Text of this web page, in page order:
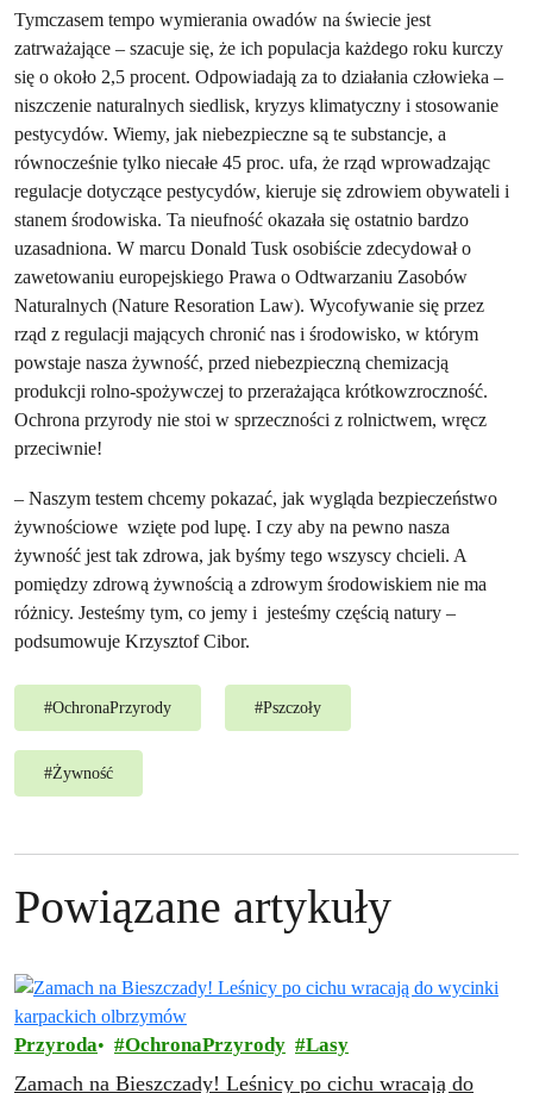
Tymczasem tempo wymierania owadów na świecie jest
zatrważające – szacuje się, że ich populacja każdego roku kurczy
się o około 2,5 procent. Odpowiadają za to działania człowieka –
niszczenie naturalnych siedlisk, kryzys klimatyczny i stosowanie
pestycydów. Wiemy, jak niebezpieczne są te substancje, a
równocześnie tylko niecałe 45 proc. ufa, że rząd wprowadzając
regulacje dotyczące pestycydów, kieruje się zdrowiem obywateli i
stanem środowiska. Ta nieufność okazała się ostatnio bardzo
uzasadniona. W marcu Donald Tusk osobiście zdecydował o
zawetowaniu europejskiego Prawa o Odtwarzaniu Zasobów
Naturalnych (Nature Resoration Law). Wycofywanie się przez
rząd z regulacji mających chronić nas i środowisko, w którym
powstaje nasza żywność, przed niebezpieczną chemizacją
produkcji rolno-spożywczej to przerażająca krótkowzroczność.
Ochrona przyrody nie stoi w sprzeczności z rolnictwem, wręcz
przeciwnie!
– Naszym testem chcemy pokazać, jak wygląda bezpieczeństwo
żywnościowe wzięte pod lupę. I czy aby na pewno nasza
żywność jest tak zdrowa, jak byśmy tego wszyscy chcieli. A
pomiędzy zdrową żywnością a zdrowym środowiskiem nie ma
różnicy. Jesteśmy tym, co jemy i jesteśmy częścią natury –
podsumowuje Krzysztof Cibor.
#OchronaPrzyrody #Pszczoły
#Żywność
Powiązane artykuły
Przyroda OchronaPrzyrody Lasy
Zamach na Bieszczady! Leśnicy po cichu wracają do